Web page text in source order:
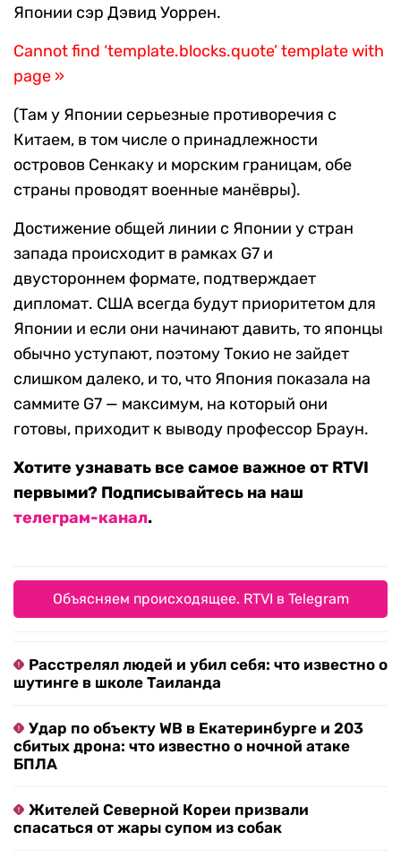
Японии сэр Дэвид Уоррен.
Cannot find ‘template.blocks.quote’ template with
page »
(Там у Японии серьезные противоречия с
Китаем, в том числе о принадлежности
островов Сенкаку и морским границам, обе
страны проводят военные манёвры).
Достижение общей линии с Японии у стран
запада происходит в рамках G7 и
двустороннем формате, подтверждает
дипломат. США всегда будут приоритетом для
Японии и если они начинают давить, то японцы
обычно уступают, поэтому Токио не зайдет
слишком далеко, и то, что Япония показала на
саммите G7 — максимум, на который они
готовы, приходит к выводу профессор Браун.
Хотите узнавать все самое важное от RTVI
первыми? Подписывайтесь на наш
телеграм-канал.
Объясняем происходящее. RTVI в Telegram
Расстрелял людей и убил себя: что известно о
шутинге в школе Таиланда
Удар по объекту WB в Екатеринбурге и 203
сбитых дрона: что известно о ночной атаке
БПЛА
Жителей Северной Кореи призвали
спасаться от жары супом из собак